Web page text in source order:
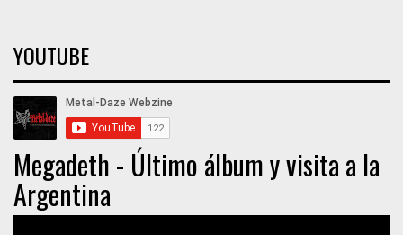
YOUTUBE
Megadeth - Último álbum y visita a la
Argentina